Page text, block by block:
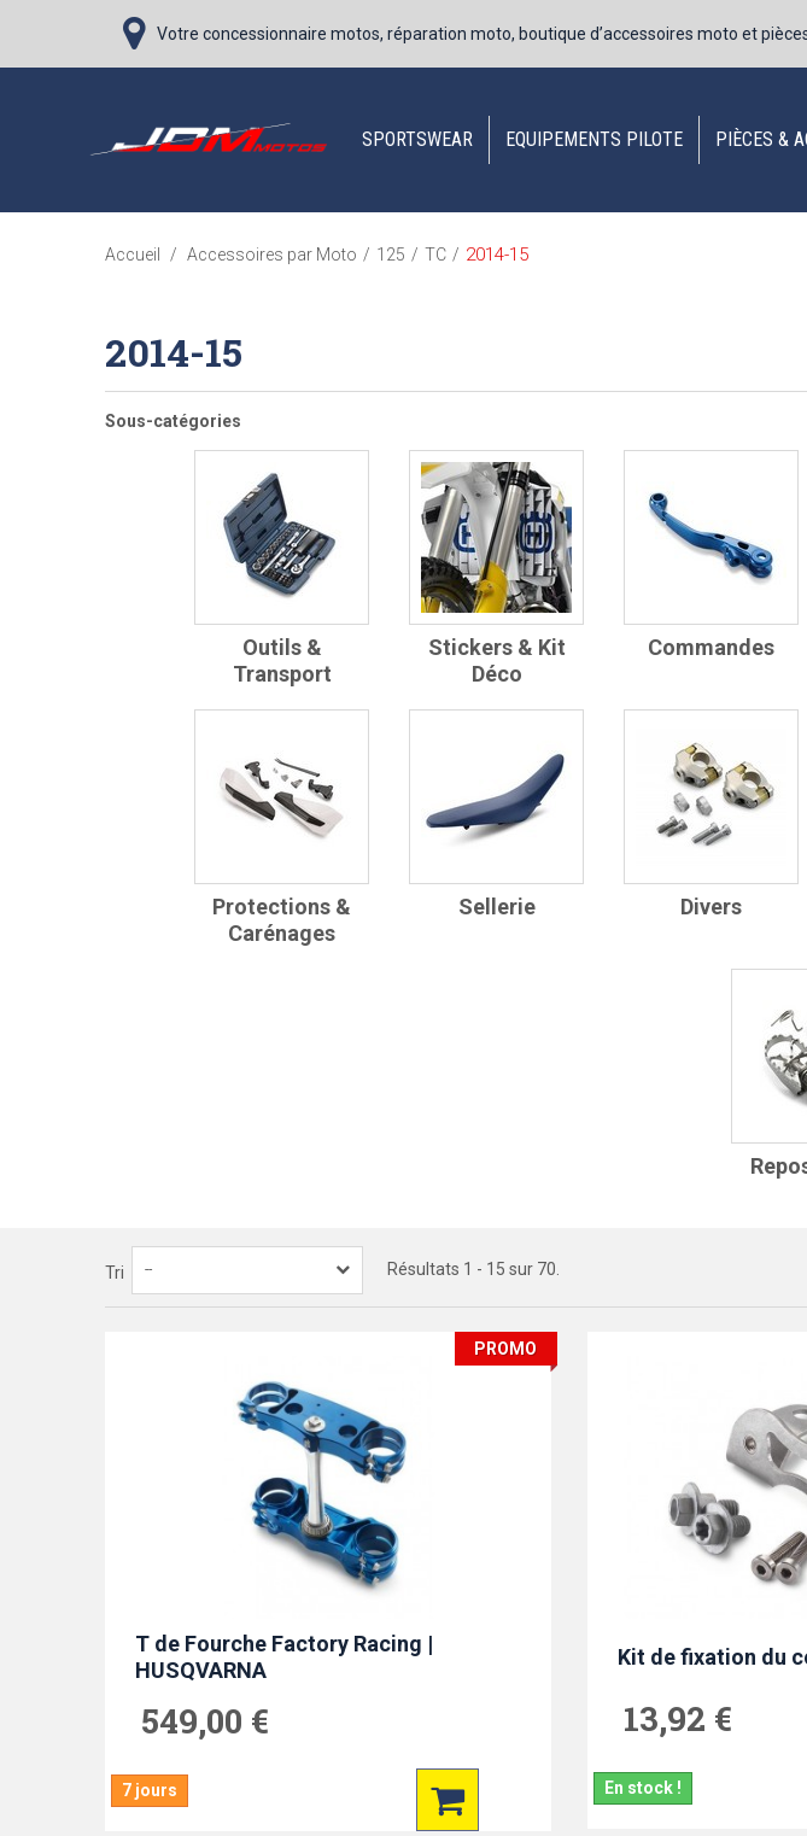
Votre concessionnaire motos, réparation moto, boutique d’accessoires moto et
SPORTSWEAR EQUIPEMENTS PILOTE PIÈCES &
Accueil / Accessoires par Moto / 125 / TC / 2014-15
2014-15
Sous-catégories
Outils &
Transport
Stickers & Kit
Déco
Commandes
Protections &
Carénages
Sellerie Divers
Tri -- Résultats 1 - 15 sur 70.
PROMO
T de Fourche Factory Racing |
HUSQVARNA
549,00 €
7 jours
Kit de fixation du
13,92 €
En stock !